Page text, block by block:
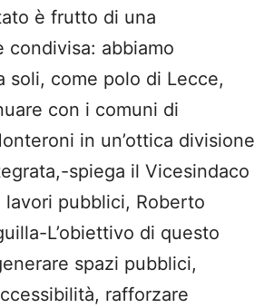
è frutto di una
condivisa: abbiamo
soli, come polo di Lecce,
con i comuni di
in un’ottica divisione
spiega il Vicesindaco
lavori pubblici, Roberto
L’obiettivo di questo
spazi pubblici,
rafforzare